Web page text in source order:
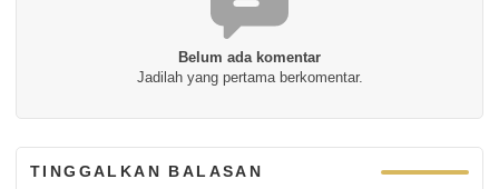
Belum ada komentar
Jadilah yang pertama berkomentar.
TINGGALKAN BALASAN